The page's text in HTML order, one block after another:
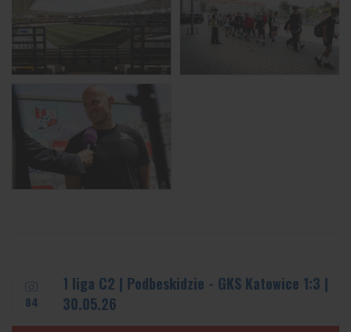
84
1 liga C2 | Podbeskidzie - GKS Katowice 1:3 |
30.05.26